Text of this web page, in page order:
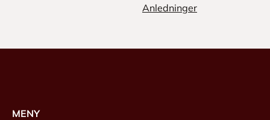
Anledninger
MENY